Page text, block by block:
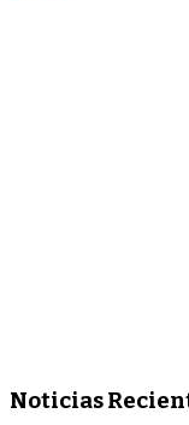
Noticias